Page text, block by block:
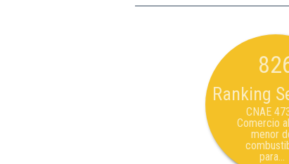
Ranking
CNAE
Comercio
menor
para...